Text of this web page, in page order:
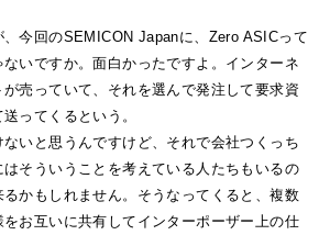
今回のSEMICON Japanに、Zero ASICって
いですか。面白かったですよ。インターネ
売っていて、それを選んで発注して要求資
ってくるという。
いと思うんですけど、それで会社つくっち
そういうことを考えている人たちもいるの
かもしれません。そうなってくると、複数
お互いに共有してインターポーザー上の仕